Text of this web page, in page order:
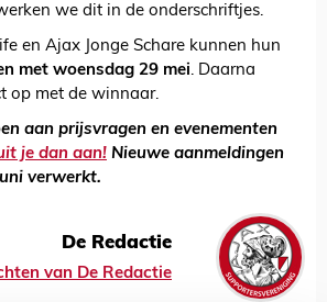
we dit in de onderschriftjes.
en Ajax Jonge Schare kunnen hun
met woensdag 29 mei. Daarna
op met de winnaar.
aan prijsvragen en evenementen
je dan aan! Nieuwe aanmeldingen
verwerkt.
De Redactie
van De Redactie